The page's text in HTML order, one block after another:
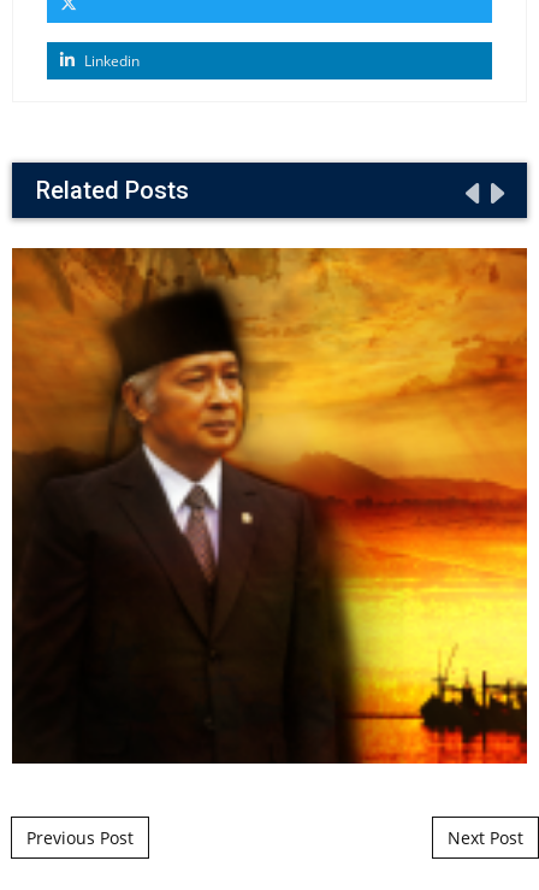
Linkedin
Related Posts
Post navigation
Previous Post Next Post